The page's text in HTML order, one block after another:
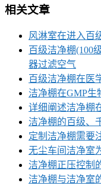
相关文章
风淋室在进入百
百级洁净棚(100
器过滤空气
百级洁净棚在医
洁净棚在GMP生
详细阐述洁净棚
洁净棚的百级、
定制洁净棚需要
无尘车间洁净室
洁净棚正压控制
洁净棚与洁净室